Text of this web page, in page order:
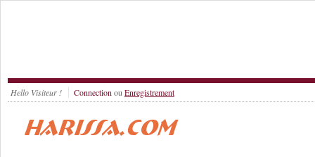
Hello Visiteur ! Connection ou Enregistrement